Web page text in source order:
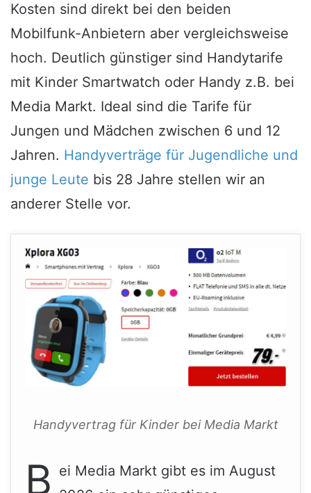
Kosten sind direkt bei den beiden
Mobilfunk-Anbietern aber vergleichsweise
hoch. Deutlich günstiger sind Handytarife
mit Kinder Smartwatch oder Handy z.B. bei
Media Markt. Ideal sind die Tarife für
Jungen und Mädchen zwischen 6 und 12
Jahren. Handyverträge für Jugendliche und
junge Leute bis 28 Jahre stellen wir an
anderer Stelle vor.
Handyvertrag für Kinder bei Media Markt
B ei Media Markt gibt es im August